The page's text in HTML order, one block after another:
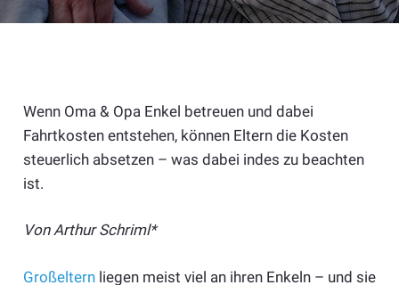
Wenn Oma & Opa Enkel betreuen und dabei
Fahrtkosten entstehen, können Eltern die Kosten
steuerlich absetzen – was dabei indes zu beachten
ist.
Von Arthur Schriml*
Großelternliegen meist viel an ihren Enkeln – und sie